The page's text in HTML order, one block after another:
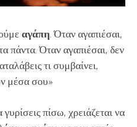
αγάπη. Όταν αγαπιέσαι,
πάντα. Όταν αγαπιέσαι, δεν
τι συμβαίνει,
μέσα σου»
πίσω, χρειάζεται να